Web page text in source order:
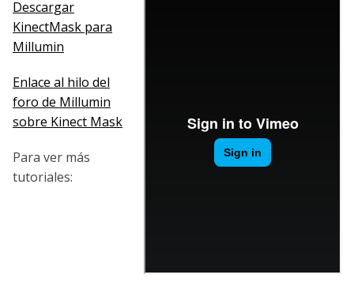
Entrar
Crear Cuenta
Descargar
KinectMask para
Millumin
Enlace al hilo del
foro de Millumin
sobre Kinect Mask
Para ver más
tutoriales: